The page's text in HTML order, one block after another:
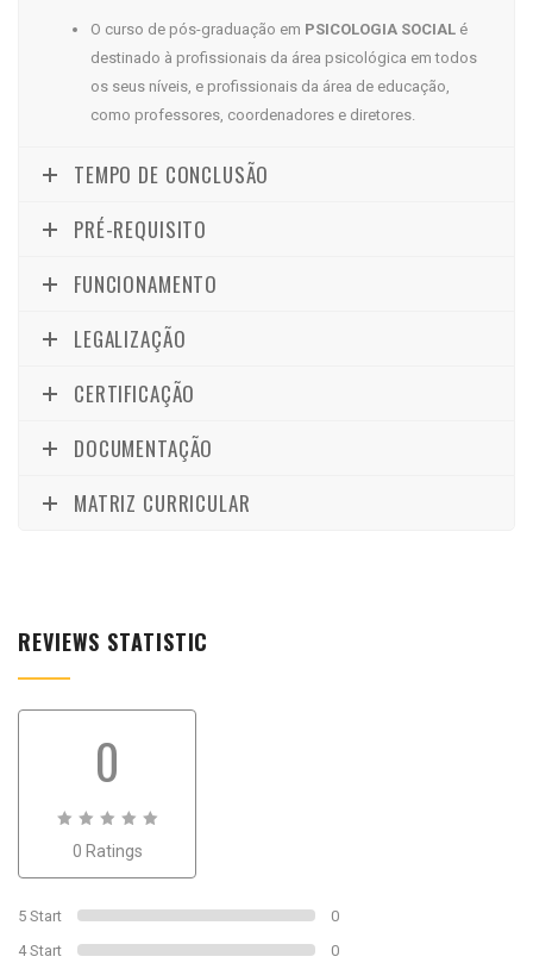
O curso de pós-graduação em PSICOLOGIA SOCIAL é
destinado à profissionais da área psicológica em todos
os seus níveis, e profissionais da área de educação,
como professores, coordenadores e diretores.
TEMPO DE CONCLUSÃO
PRÉ-REQUISITO
FUNCIONAMENTO
LEGALIZAÇÃO
CERTIFICAÇÃO
DOCUMENTAÇÃO
MATRIZ CURRICULAR
REVIEWS STATISTIC
0
out
0
0 Ratings
5 Start
0
4 Start
0